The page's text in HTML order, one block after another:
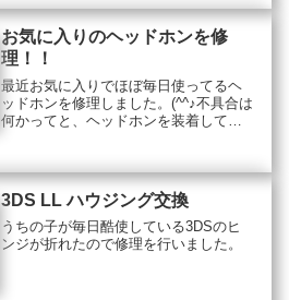
かったと思います。でもさすがに3人の
子供が毎日毎日、ハードに酷使し続け
たらそりゃ不具合も出ますって(^^♪
お気に入りのヘッドホンを修
理！！
最近お気に入りでほぼ毎日使ってるヘ
ッドホンを修理しました。(^^♪不具合は
何かってと、ヘッドホンを装着して頭
ンだから外界の音が遮断されてるの
で、このカタカタ音はかなり大きく聞
こえて気になります。
3DS LL ハウジング交換
うちの子が毎日酷使している3DSのヒ
ンジが折れたので修理を行いました。